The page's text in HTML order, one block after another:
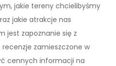
jakie tereny chcielibyśmy
jakie atrakcje nas
jest zapoznanie się z
zamieszczone w
cennych informacji na